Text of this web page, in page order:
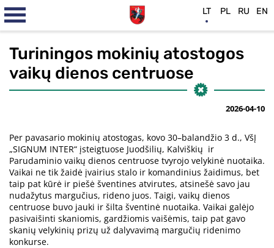
Turiningos mokinių atostogos
vaikų dienos centruose
2026-04-10
Per pavasario mokinių atostogas, kovo 30–balandžio 3 d., VšĮ
„SIGNUM INTER“ įsteigtuose Juodšilių, Kalviškių ir
Parudaminio vaikų dienos centruose tvyrojo velykinė nuotaika.
Vaikai ne tik žaidė įvairius stalo ir komandinius žaidimus, bet
taip pat kūrė ir piešė šventines atvirutes, atsinešė savo jau
nudažytus margučius, rideno juos. Taigi, vaikų dienos
centruose buvo jauki ir šilta šventinė nuotaika. Vaikai galėjo
pasivaišinti skaniomis, gardžiomis vaišėmis, taip pat gavo
skanių velykinių prizų už dalyvavimą margučių ridenimo
konkurse.
LT PL RU EN